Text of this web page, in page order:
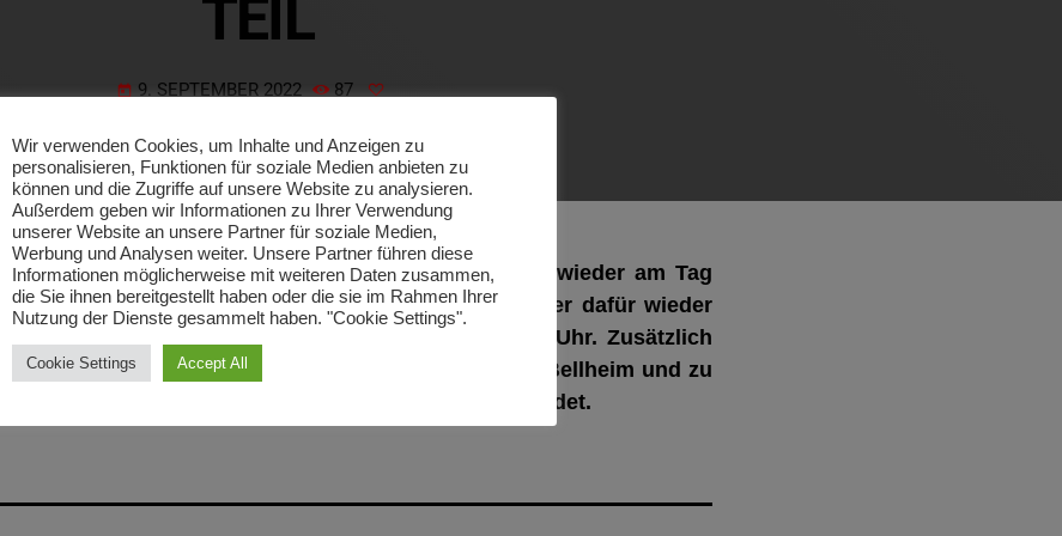
TEIL
today 9. SEPTEMBER 2022 87
Bellheim berichtet, nimmt sieam Sonntag wieder am Tag
teil. Diesmal ohne den Bierkeller in Zeiskam, aber dafür wieder
Mittelmühle in Bellheim,
wischen 11 und 17 Uhr. Zusätzlich
zwei Sonderausstellungen zur Mühlenkultur in Bellheim undzu
deren Eröffnung schon heute Abend stattfindet.
Wir verwenden Cookies, um Inhalte und Anzeigen zu
personalisieren, Funktionen für soziale Medien anbieten zu
können und die Zugriffe auf unsere Website zu analysieren.
Außerdem geben wir Informationen zu Ihrer Verwendung
unserer Website an unsere Partner für soziale Medien,
Werbung und Analysen weiter. Unsere Partner führen diese
Informationen möglicherweise mit weiteren Daten zusammen,
die Sie ihnen bereitgestellt haben oder die sie im Rahmen Ihrer
Nutzung der Dienste gesammelt haben. "Cookie Settings".
Cookie Settings Accept All